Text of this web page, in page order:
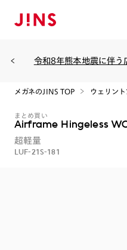
令和8年熊本地震に伴う
メガネのJINS TOP ウェリント
まとめ買い
Airframe Hingeless
超軽量
LUF-21S-181